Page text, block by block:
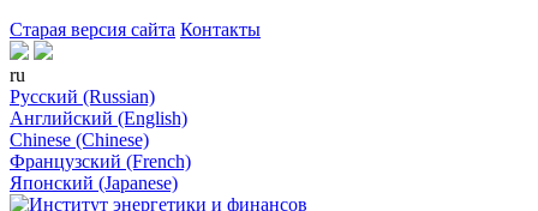
Старая версия сайта Контакты
ru
Русский (Russian)
Английский (English)
Chinese (Chinese)
Французский (French)
Японский (Japanese)